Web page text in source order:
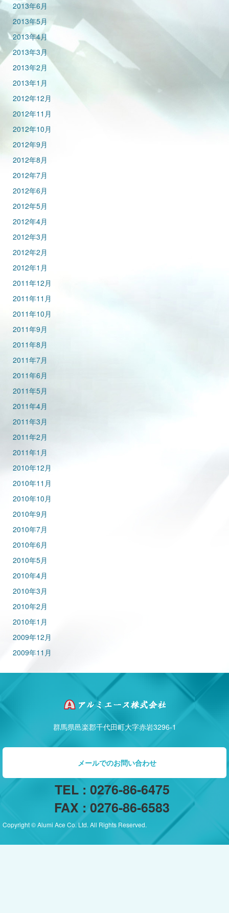
2013年6月
2013年5月
2013年4月
2013年3月
2013年2月
2013年1月
2012年12月
2012年11月
2012年10月
2012年9月
2012年8月
2012年7月
2012年6月
2012年5月
2012年4月
2012年3月
2012年2月
2012年1月
2011年12月
2011年11月
2011年10月
2011年9月
2011年8月
2011年7月
2011年6月
2011年5月
2011年4月
2011年3月
2011年2月
2011年1月
2010年12月
2010年11月
2010年10月
2010年9月
2010年7月
2010年6月
2010年5月
2010年4月
2010年3月
2010年2月
2010年1月
2009年12月
2009年11月
群馬県邑楽郡千代田町大字赤岩3296-1
メールでのお問い合わせ
TEL : 0276-86-6475
FAX : 0276-86-6583
Copyright © Alumi Ace Co. Ltd. All Rights Reserved.